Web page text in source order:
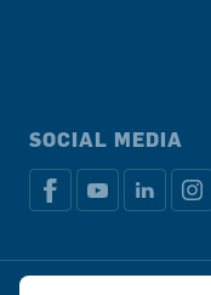
SOCIAL MEDIA